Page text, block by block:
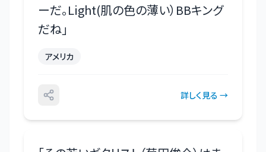
ーだ。Light(肌の色の薄い）BBキング
だね」
アメリカ
詳しく見る →